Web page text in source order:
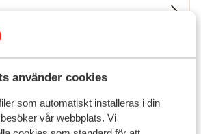
använder cookies
som automatiskt installeras i din
vår webbplats. Vi
med kristallklart vatten.
minuters promenad från hotellet
med sitt
vatten. När du blir hungrig eller
kaféer och restauranger längs
badar man främst från
klippor och badbryggor vilket
tycker
kundrecensioner som verkligen
av vår produkt.